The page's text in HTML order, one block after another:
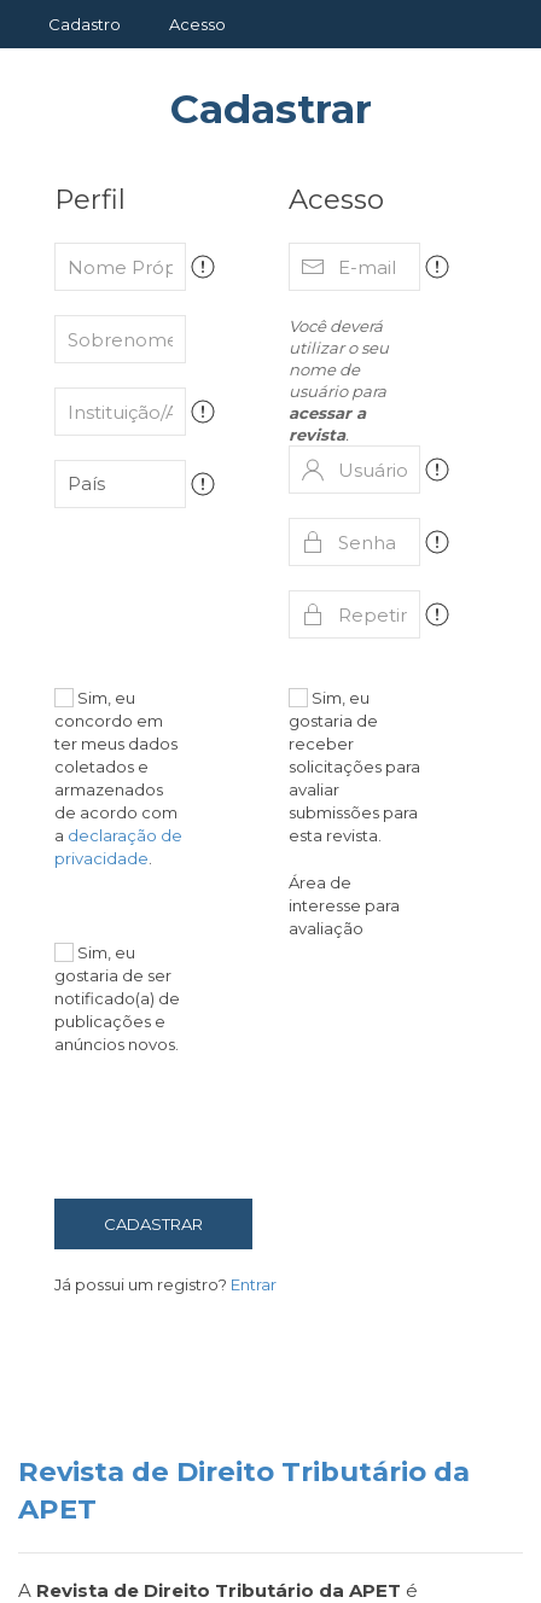
Cadastro Acesso
Cadastrar
Perfil Acesso
Você deverá
utilizar o seu
nome de
usuário para
acessar a
revista.
concordo em
ter meus dados
coletados e
armazenados
de acordo com
a declaração de
privacidade
gostaria de ser
notificado(a) de
publicações e
anúncios novos.
Sim, eu
gostaria de
receber
solicitações para
avaliar
submissões para
esta revista.
Área de
interesse para
avaliação
CADASTRAR
Já possui um registro? Entrar
Revista de Direito Tributário da
APET
A Revista de Direito Tributário da APET é